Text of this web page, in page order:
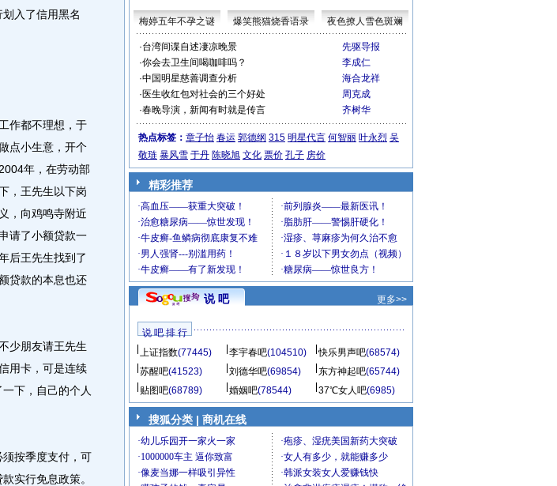
入了信用黑名
作都不理想，于
点小生意，开个
年，在劳动部
，王先生以下岗
，向鸡鸣寺附近
请了小额贷款一
后王先生找到了
贷款的本息也还
朋友请王先生
用卡，可是连续
下，自己的个人
按季度支付，可
实行免息政策。
梅婷五年不孕之谜 爆笑熊猫烧香语录 夜色撩人雪色斑斓
·台湾间谍自述凄凉晚景
先驱导报
·你会去卫生间喝咖啡吗？
李成仁
·中国明星慈善调查分析
海合龙祥
· 医生收红包对社会的三个好处
周克成
·春晚导演，新闻有时就是传言 齐树华
热点标签： 章子怡 春运 郭德纲 315 明星代言 何智丽 叶永烈 吴
敬琏 暴风雪 于丹 陈晓旭 文化 票价 孔子 房价
精彩推荐
说 吧 更多>>
说 吧 排 行
上证指数(77445) 李宇春吧(104510) 快乐男声吧(68574)
苏醒吧(41523) 刘德华吧(69854) 东方神起吧(65744)
贴图吧(68789) 婚姻吧(78544) 37℃女人吧(6985)
搜狐分类 | 商机在线